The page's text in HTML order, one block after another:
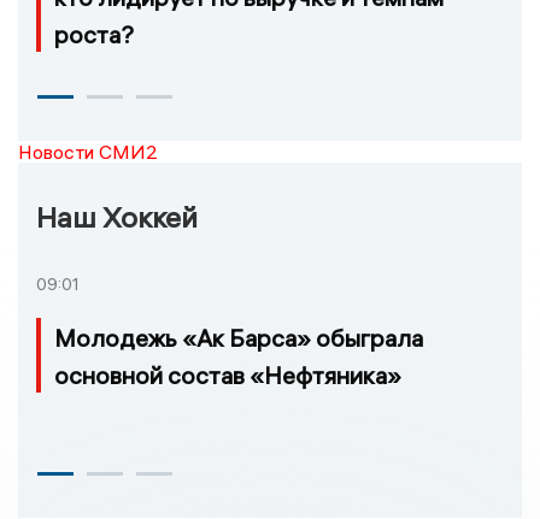
роста?
Новости СМИ2
Наш Хоккей
09:01
Молодежь «Ак Барса» обыграла
основной состав «Нефтяника»